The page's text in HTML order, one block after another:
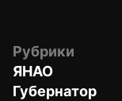
Рубрики
ЯНАО
Губернатор